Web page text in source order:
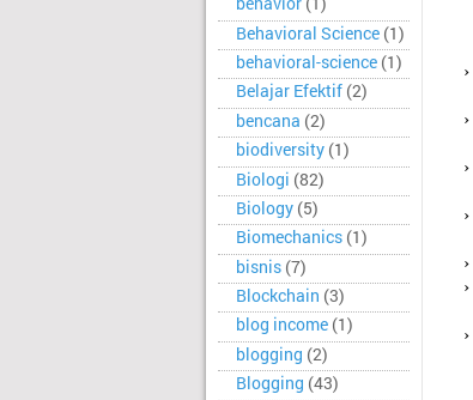
Behavioral Science (1)
behavioral-science (1)
Belajar Efektif (2)
bencana (2)
biodiversity (1)
Biologi (82)
Biology (5)
Biomechanics (1)
bisnis (7)
Blockchain (3)
blog income (1)
blogging (2)
Blogging (43)
›
›
›
›
›
›
›